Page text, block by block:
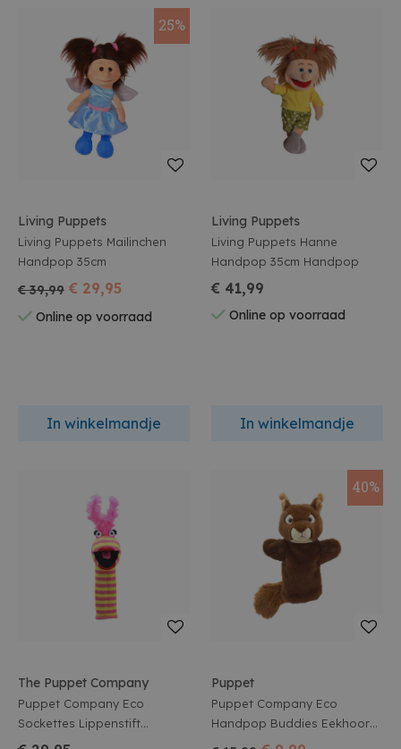
25%
Living Puppets
Living Puppets Mailinchen
Handpop 35cm
€ 39,99 € 29,95
Online op voorraad
In winkelmandje
Living Puppets
Living Puppets Hanne
Handpop 35cm Handpop
€ 41,99
Online op voorraad
In winkelmandje
The Puppet Company
Puppet Company Eco
Sockettes Lippenstift
38x14x13cm
40%
Puppet
Puppet Company Eco
Handpop Buddies Eekhoorn